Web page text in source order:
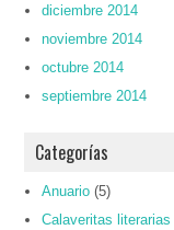
diciembre 2014
noviembre 2014
octubre 2014
septiembre 2014
Categorías
Anuario (5)
Calaveritas literarias